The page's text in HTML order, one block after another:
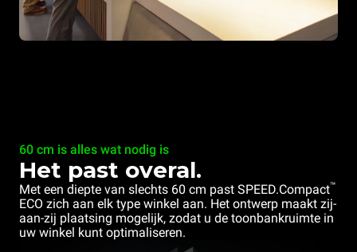
60 cm is alles wat nodig is
Het past overal.
Met een diepte van slechts 60 cm past SPEED.Compact™
ECO zich aan elk type winkel aan. Het ontwerp maakt zij-
aan-zij plaatsing mogelijk, zodat u de toonbankruimte in
uw winkel kunt optimaliseren.